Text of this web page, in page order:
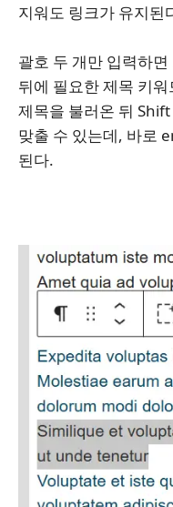
지워도 링크가 유지된
괄호 두 개만 입력하
뒤에 필요한 제목 키
제목을 불러온 뒤
맞출 수 있는데, 바로
된다.